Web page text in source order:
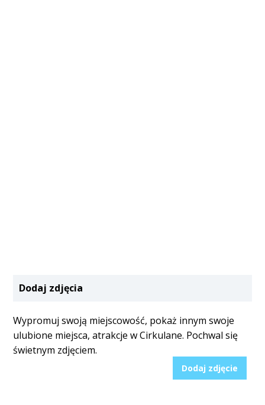
Dodaj zdjęcia
Wypromuj swoją miejscowość, pokaż innym swoje
ulubione miejsca, atrakcje w Cirkulane. Pochwal się
świetnym zdjęciem.
Dodaj zdjęcie